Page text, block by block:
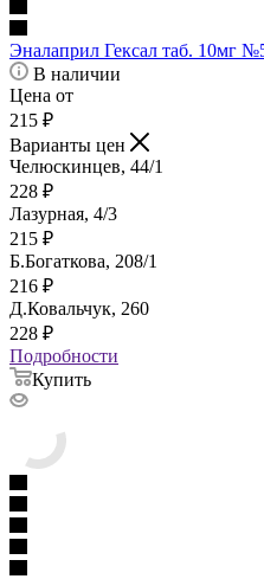
Эналаприл Гексал таб. 10мг
В наличии
Цена от
215 ₽
Варианты цен
Челюскинцев, 44/1
228 ₽
Лазурная, 4/3
215 ₽
Б.Богаткова, 208/1
216 ₽
Д.Ковальчук, 260
228 ₽
Подробности
Купить